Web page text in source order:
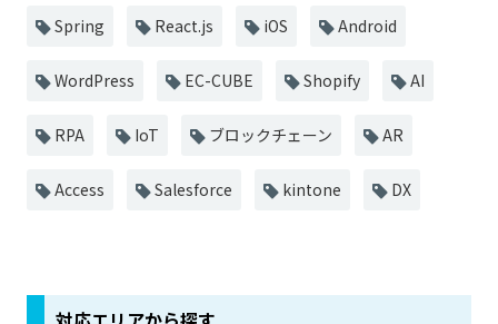
Spring React.js iOS Android
WordPress EC-CUBE Shopify AI
RPA IoT ブロックチェーン AR
Access Salesforce kintone DX